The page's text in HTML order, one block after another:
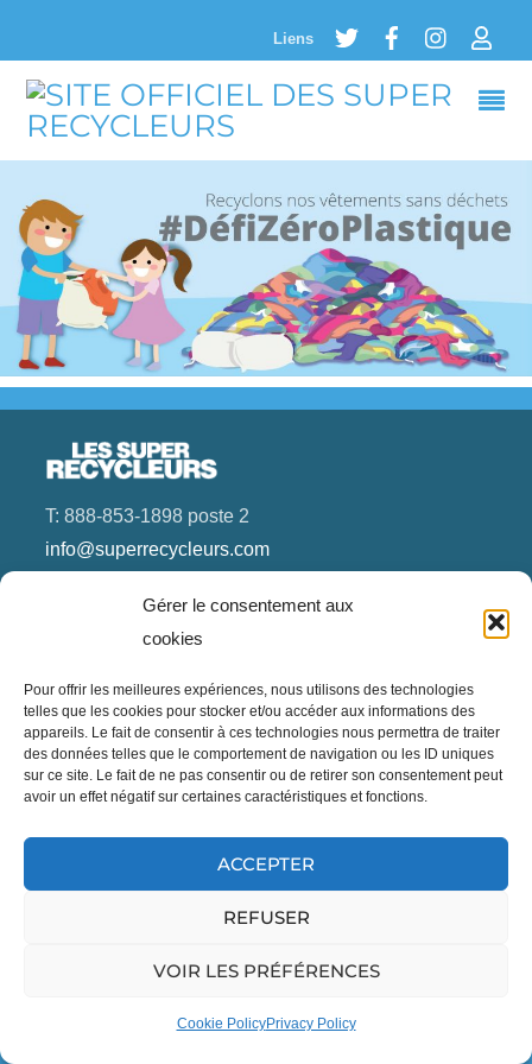
Gérer le consentement aux
cookies
Pour offrir les meilleures expériences, nous utilisons des technologies
telles que les cookies pour stocker et/ou accéder aux informations des
appareils. Le fait de consentir à ces technologies nous permettra de traiter
des données telles que le comportement de navigation ou les ID uniques
sur ce site. Le fait de ne pas consentir ou de retirer son consentement peut
avoir un effet négatif sur certaines caractéristiques et fonctions.
ACCEPTER
REFUSER
VOIR LES PRÉFÉRENCES
Cookie PolicyPrivacy Policy
Liens
Twitter FacebookInstagram
T: 888-853-1898 poste 2
info@superrecycleurs.com
Facebook
Instagram
Login
Inscrivez-vous à notre infolettre
©Site officiel des Super Recycleurs2026
Français